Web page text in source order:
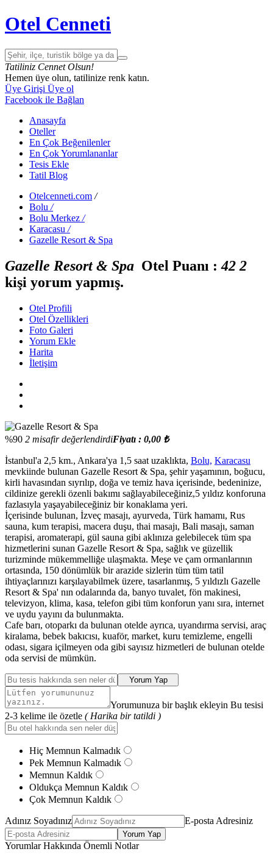
Otel Cenneti
Tatiliniz Cennet Olsun!
Hemen üye olun, tatilinize renk katın.
Üye Girişi Üye ol
Facebook ile Bağlan
Anasayfa
Oteller
En Çok Beğenilenler
En Çok Yorumlananlar
Tesis Ekle
Tatil Blog
Otelcenneti.com /
Bolu /
Bolu Merkez /
Karacasu /
Gazelle Resort & Spa
Gazelle Resort & Spa Otel Puanı :42 2
kişi yorum yapmış.
Otel Profili
Otel Özellikleri
Foto Galeri
Yorum Ekle
Harita
İletişim
%90 2 misafir değerlendirdiFiyatı : 0,00 ₺
İstanbul'a 2,5 km., Ankara'ya 1,5 saat uzaklıkta, Bolu, Karacasu
mevkiinde bulunan Gazelle Resort & Spa, şehir yaşamının, boğucu,
kirli havasından sıyrılıp, doğa ve temiz hava içerisinde, bedeninize,
cildinize gerekli özenli bakımı sağlayabileceğiniz,5 yıldız konforuna
fazlasıyla yaşayabileceğiniz bir konaklama yeri.
İçerisinde bulunan, İzveç masajı, ayurveda, Türk hamamı, Rus
sauna, kum terapisi, macera duşu, thai masajı, Bali masajı, saman
terapisi, aromaterapi, gül sauna gibi aklınıza gelebilecek tüm spa
hizmetlerini sunan Gazelle Resort & Spa, sağlık ve güzellik
turizminde mükemmelliğe ulaşmakta. Meşe ve çam ormanlarının
ortasında, 150 dönümlük bir arazide sizlerin tüm tüm tatil
ihtiyaçlarınızı karşılayabilmek üzere, tasarlanmış, 5 yıldızlı Gazelle
Resort & Spa' nın odalarında da, banyo tuvalet, fön makinesi,
televizyon, klima, kasa, telefon gibi tüm konforun yanı sıra, internet
ve uydu yayını da bulunmakta.
Cafe barı, otoparkı da bulunan otelde ayrıca, uyandırma servisi, araç
kiralama, bebek bakıcısı, kuaför, market, kuru temizleme, engelli
odası, sigara içilmeyen oda gibi sayısız hizmetleri de bulunan otelde
oda servisi de mümkün.
Yorum Yap
Yorumunuza bir başlık ekleyin Bu tesisi
2-3 kelime ile özetle ( Harika bir tatildi )
Hiç Memnun Kalmadık
Pek Memnun Kalmadık
Memnun Kaldık
Oldukça Memnun Kaldık
Çok Memnun Kaldık
Adınız Soyadınız E-posta Adresiniz
Yorum Yap
Yorumlar Hakkında Önemli Notlar